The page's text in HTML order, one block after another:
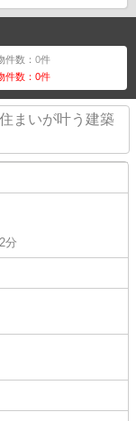
件数：0件
件数：0件
まいが叶う建築
分